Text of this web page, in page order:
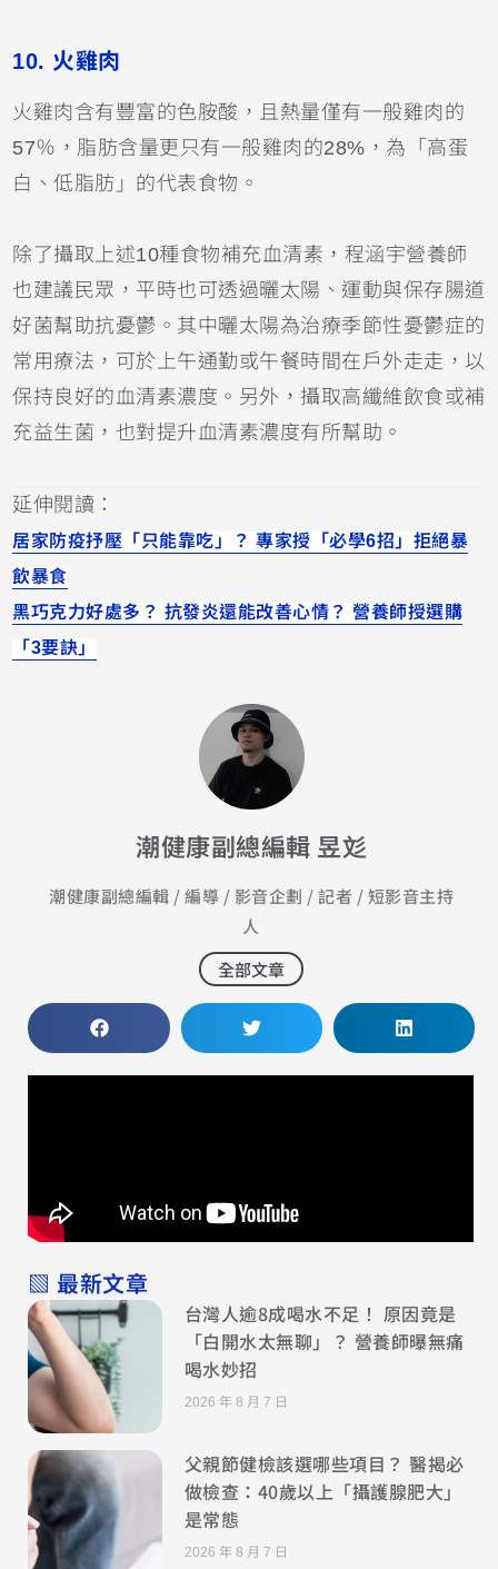
10. 火雞肉
火雞肉含有豐富的色胺酸，且熱量僅有一般雞肉的
57％，脂肪含量更只有一般雞肉的28%，為「高蛋
白、低脂肪」的代表食物。
除了攝取上述10種食物補充血清素，程涵宇營養師
也建議 民眾 ，平時也可透過曬太陽、運動與保存腸道
好菌幫助抗憂鬱。其中曬太陽為治療季節性憂鬱症的
常用療法，可於上午通勤或午餐時間在戶外走走，以
保持良好的血清素濃度。另外，攝取高纖維飲食或補
充益生菌，也對提升血清素濃度有所幫助。
延伸閱讀：
居家防疫抒壓「只能靠吃」？ 專家授「必學6招」拒絕暴
飲暴食
黑巧克力好處多？ 抗發炎還能改善心情？ 營養師授選購
「3要訣」
潮健康副總編輯 昱彣
潮健康副總編輯 / 編導 / 影音企劃 / 記者 / 短影音主持
人
全部文章
▧ 最新文章
台灣人逾8成喝水不足！ 原因竟是
「白開水太無聊」？ 營養師曝無痛
喝水妙招
2026 年 8 月 7 日
父親節健檢該選哪些項目？ 醫揭必
做檢查：40歲以上「攝護腺肥大」
是常態
2026 年 8 月 7 日